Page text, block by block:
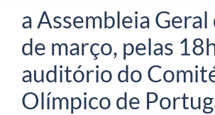
a Assembleia
de março, pelas
auditório do
Olímpico de